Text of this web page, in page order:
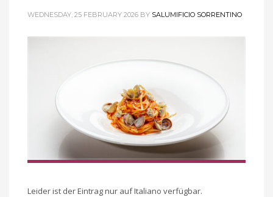
WEDNESDAY, 25 FEBRUARY 2026 BY SALUMIFICIO SORRENTINO
Leider ist der Eintrag nur auf Italiano verfügbar.